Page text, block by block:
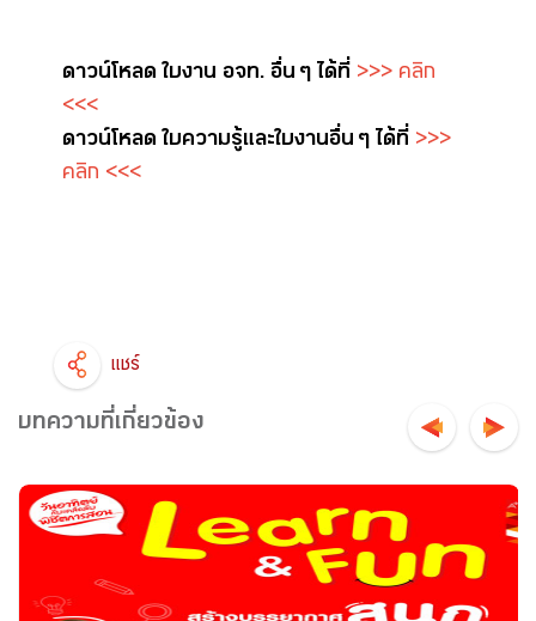
ดาวน์โหลด ใบงาน อจท. อื่น ๆ ได้ที่ >>> คลิก
<<<
ดาวน์โหลด ใบความรู้และใบงาน อื่น ๆ ได้ที่ >>>
คลิก <<<
แชร์
บทความที่เกี่ยวข้อง